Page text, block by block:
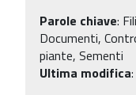
Parole chiave:
Documenti,
piante, Sementi
Ultima modifica: